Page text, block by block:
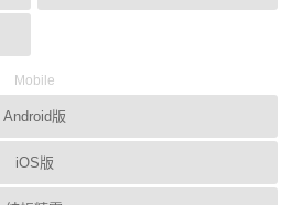
Mobile
Android版
iOS版